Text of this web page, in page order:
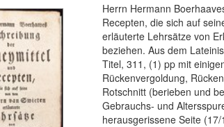
Herrn Hermann
Recepten, die sich auf
erläuterte Lehrsätze von
beziehen. Aus dem
Titel, 311, (1) pp mit
Rückenvergoldung,
Rotschnitt (berieben und
Gebrauchs- und
herausgerissene Seite